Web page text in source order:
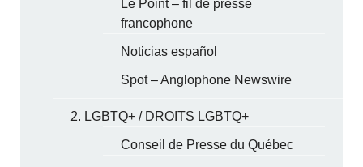
Le Point – fil de presse
francophone
Noticias español
Spot – Anglophone Newswire
2. LGBTQ+ / DROITS LGBTQ+
Conseil de Presse du Québec